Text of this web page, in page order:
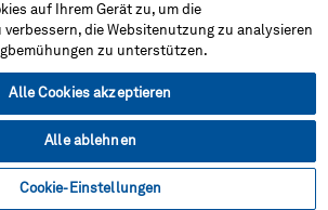
auf Ihrem Gerät zu, um die
verbessern, die Websitenutzung zu analysieren
zu unterstützen.
Alle Cookies akzeptieren
Alle ablehnen
Cookie-Einstellungen